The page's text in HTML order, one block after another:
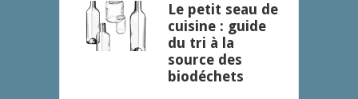
Le petit seau de
cuisine : guide
du tri à la
source des
biodéchets